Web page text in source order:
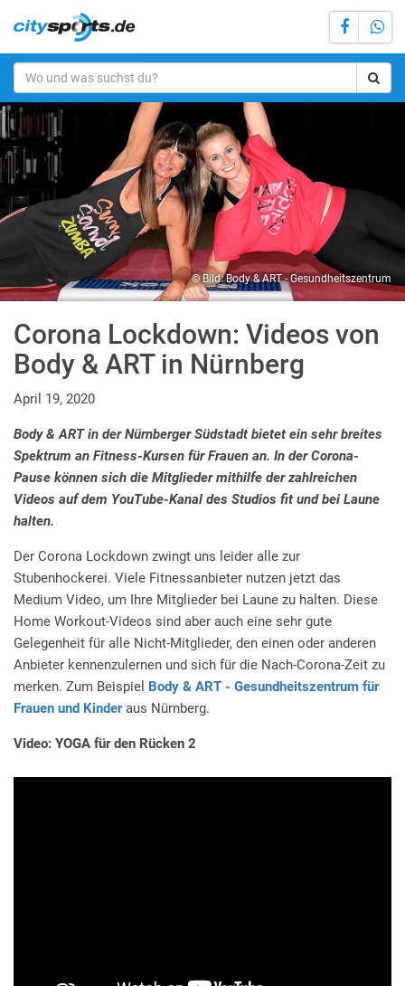
© Bild: Body & ART - Gesundheitszentrum
Corona Lockdown: Videos von
Body & ART in Nürnberg
April 19, 2020
Body & ART in der Nürnberger Südstadt bietet ein sehr breites
Spektrum an Fitness-Kursen für Frauen an. In der Corona-
Pause können sich die Mitglieder mithilfe der zahlreichen
Videos auf dem YouTube-Kanal des Studios fit und bei Laune
halten.
Der Corona Lockdown zwingt uns leider alle zur
Stubenhockerei. Viele Fitnessanbieter nutzen jetzt das
Medium Video, um Ihre Mitglieder bei Laune zu halten. Diese
Home Workout-Videos sind aber auch eine sehr gute
Gelegenheit für alle Nicht-Mitglieder, den einen oder anderen
Anbieter kennenzulernen und sich für die Nach-Corona-Zeit zu
merken. Zum Beispiel Body & ART - Gesundheitszentrum für
Frauen und Kinderaus Nürnberg.
Video: YOGA für den Rücken 2